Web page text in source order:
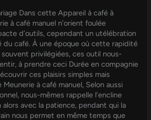
Dans cette Appareil à café à
à café manuel n’orient foulée
d’outils, cependant un utélébration
du café. À une époque où cette rapidité
privilégiées, ces outil nous-
à prendre ceci Durée en compagnie
ces plaisirs simples mais
à café manuel, Selon aussi
nous-mêmes rappelle l’encline
avec la patience, pendant qui la
nous permet en même temps que